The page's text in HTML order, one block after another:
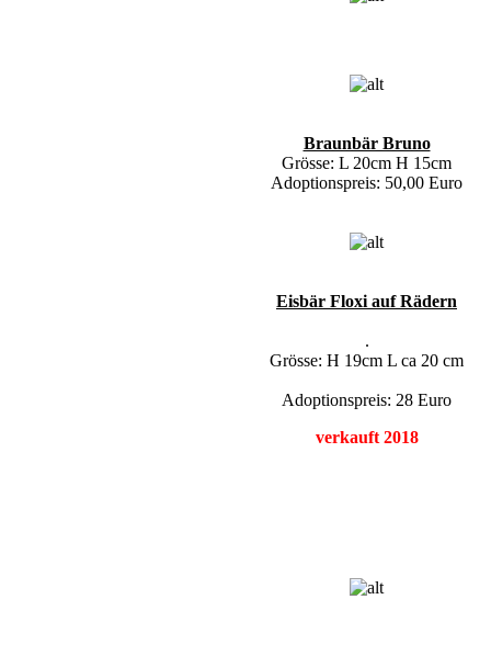
Braunbär Bruno
Grösse: L 20cm H 15cm
Adoptionspreis: 50,00 Euro
Eisbär Floxi auf Rädern
.
Grösse: H 19cm L ca 20 cm
Adoptionspreis: 28 Euro
verkauft 2018